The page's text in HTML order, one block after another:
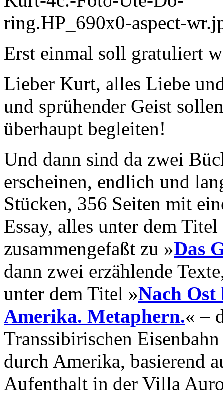
Erst einmal soll gratuliert
Lieber Kurt, alles Liebe
und sprühender Geist
überhaupt begleiten!
Und dann sind da zwei
erscheinen, endlich und
Stücken, 356 Seiten mit
Essay, alles unter dem
zusammengefaßt zu »Das
dann zwei erzählende
unter dem Titel »Nach Ost
Amerika. Metaphern.« –
Transsibirischen
durch Amerika, basierend
Aufenthalt in der Villa